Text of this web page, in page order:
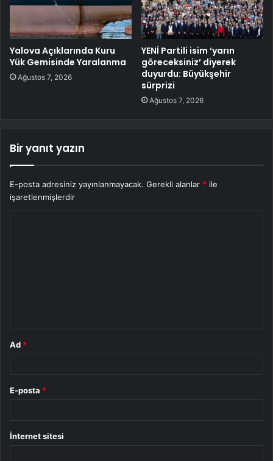
Yalova Açıklarında Kuru
Yük Gemisinde Yaralanma
Ağustos 7, 2026
YENİ Partili isim ‘yarın
göreceksiniz’ diyerek
duyurdu: Büyükşehir
sürprizi
Ağustos 7, 2026
Bir yanıt yazın
E-posta adresiniz yayınlanmayacak. Gerekli alanlar * ile
işaretlenmişlerdir
Ad *
E-posta *
İnternet sitesi